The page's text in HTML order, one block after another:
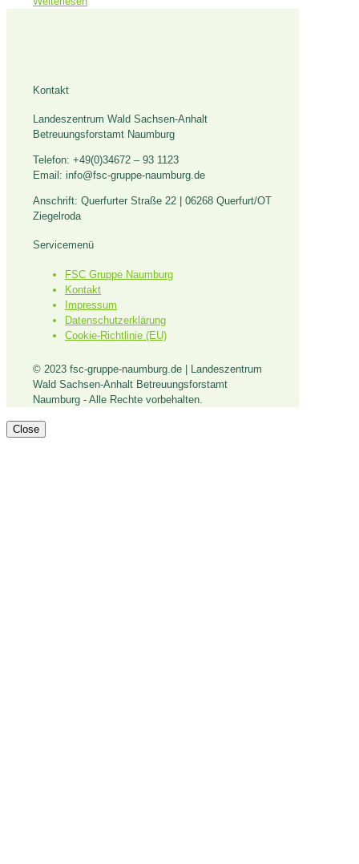
Kontakt
Landeszentrum Wald Sachsen-Anhalt
Betreuungsforstamt Naumburg
Telefon: +49(0)34672 – 93 1123
Email: info@fsc-gruppe-naumburg.de
Anschrift: Querfurter Straße 22 | 06268 Querfurt/OT
Ziegelroda
Servicemenü
FSC Gruppe Naumburg
Kontakt
Impressum
Datenschutzerklärung
Cookie-Richtlinie (EU)
© 2023 fsc-gruppe-naumburg.de | Landeszentrum
Wald Sachsen-Anhalt Betreuungsforstamt
Naumburg - Alle Rechte vorbehalten.
Close